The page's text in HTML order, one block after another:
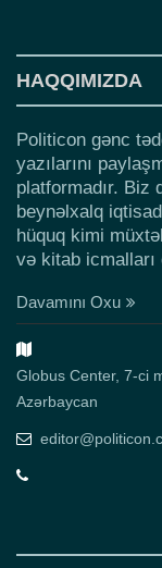
HAQQIMIZDA
Politicon gənc
yazılarını
platformadır. Biz
beynəlxalq
hüquq kimi
və kitab
Davamını Oxu
Globus Center, 7-ci
Azərbaycan